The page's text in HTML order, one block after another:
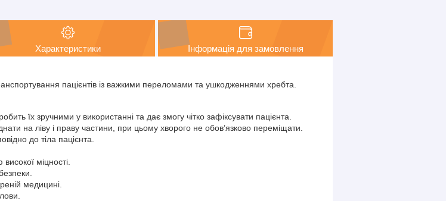
Характеристики Інформація для замовлення
пацієнтів із важкими переломами та ушкодженнями хребта.
їх зручними у використанні та дає змогу чітко зафіксувати пацієнта.
на ліву і праву частини, при цьому хворого не обов’язково переміщати.
до тіла пацієнта.
міцності.
медицині.